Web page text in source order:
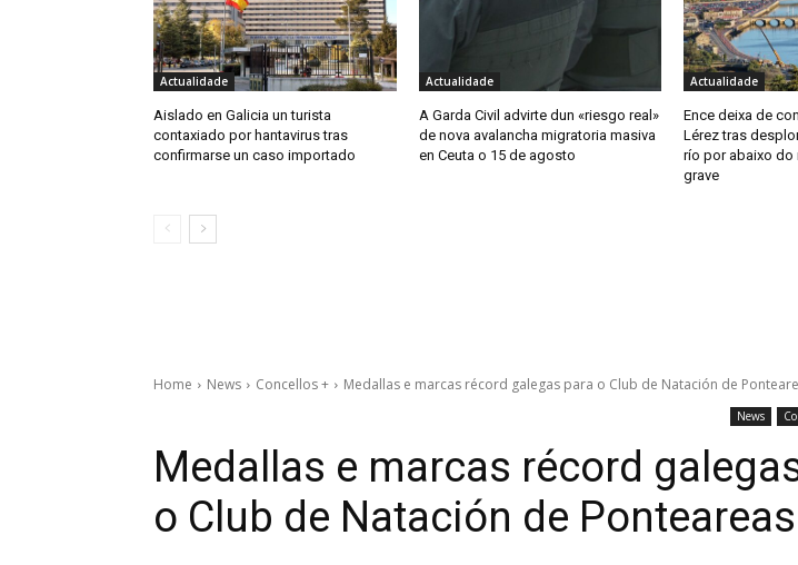
Actualidade
Aislado en Galicia un turista
contaxiado por hantavirus tras
confirmarse un caso importado
Actualidade
A Garda Civil advirte dun «riesgo real»
de nova avalancha migratoria masiva
en Ceuta o 15 de agosto
Actualidade
Ence deixa de
Lérez tras
río por abaixo do
grave